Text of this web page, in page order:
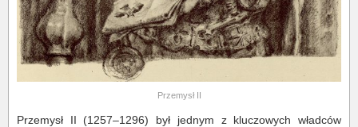
Przemysł II
Przemysł II (1257–1296) był jednym z kluczowych władców